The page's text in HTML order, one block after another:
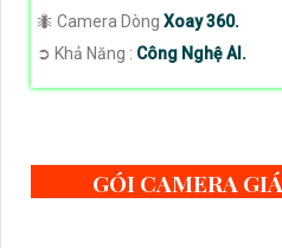
🐜 Camera Dòng Xoay 360.
️➲ Khả Năng : Công Nghệ AI.
GÓI CAMERA